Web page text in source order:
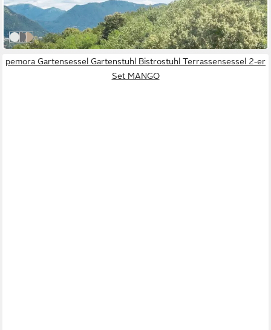
-17%
in 6-8 Werktagen bei dir
vintage weiß
vintage grau
natur meliert
pemora Gartensessel Gartenstuhl Bistrostuhl Terrassensessel 2-er
Set MANGO